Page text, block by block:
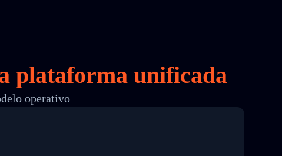
08 04:22:00"
plataforma unificada
operativo